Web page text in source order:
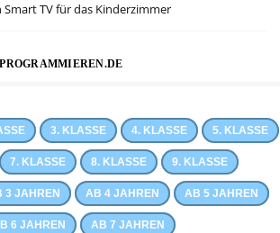
Smart TV für das Kinderzimmer
3. KLASSE 4. KLASSE 5. KLASSE
7. KLASSE 8. KLASSE 9. KLASSE
3 JAHREN AB 4 JAHREN AB 5 JAHREN
6 JAHREN AB 7 JAHREN